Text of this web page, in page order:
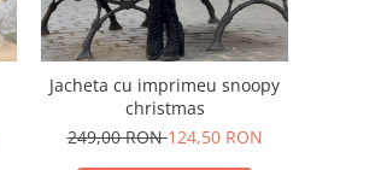
Jacheta cu imprimeu snoopy
christmas
249,00 RON124,50 RON